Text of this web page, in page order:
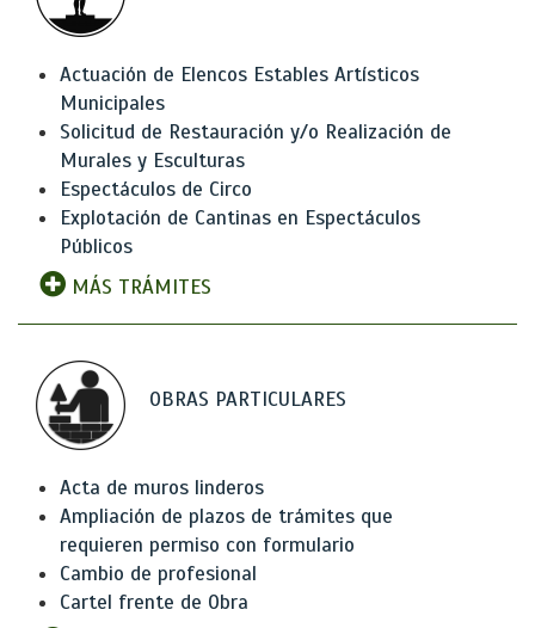
Actuación de Elencos Estables Artísticos
Municipales
Solicitud de Restauración y/o Realización de
Murales y Esculturas
Espectáculos de Circo
Explotación de Cantinas en Espectáculos
Públicos
MÁS TRÁMITES
OBRAS PARTICULARES
Acta de muros linderos
Ampliación de plazos de trámites que
requieren permiso con formulario
Cambio de profesional
Cartel frente de Obra